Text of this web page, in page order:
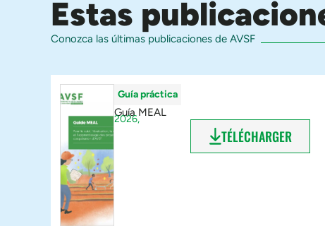
Estas
Conozca las últimas publicaciones de AVSF
Guía práctica
Guía MEAL
2026,
TÉLÉCHARGER